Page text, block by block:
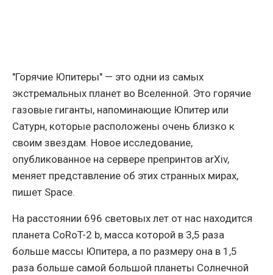
"Горячие Юпитеры" — это одни из самых
экстремальных планет во Вселенной. Это горячие
газовые гиганты, напоминающие Юпитер или
Сатурн, которые расположены очень близко к
своим звездам. Новое исследование,
опубликованное на сервере препринтов arXiv,
меняет представление об этих странных мирах,
пишет Space.
На расстоянии 696 световых лет от нас находится
планета CoRoT-2 b, масса которой в 3,5 раза
больше массы Юпитера, а по размеру она в 1,5
раза больше самой большой планеты Солнечной